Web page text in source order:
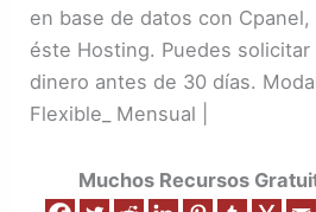
en base de datos con
éste Hosting. Puedes
dinero antes de 30 días.
Flexible_ Mensual |
Muchos Recursos